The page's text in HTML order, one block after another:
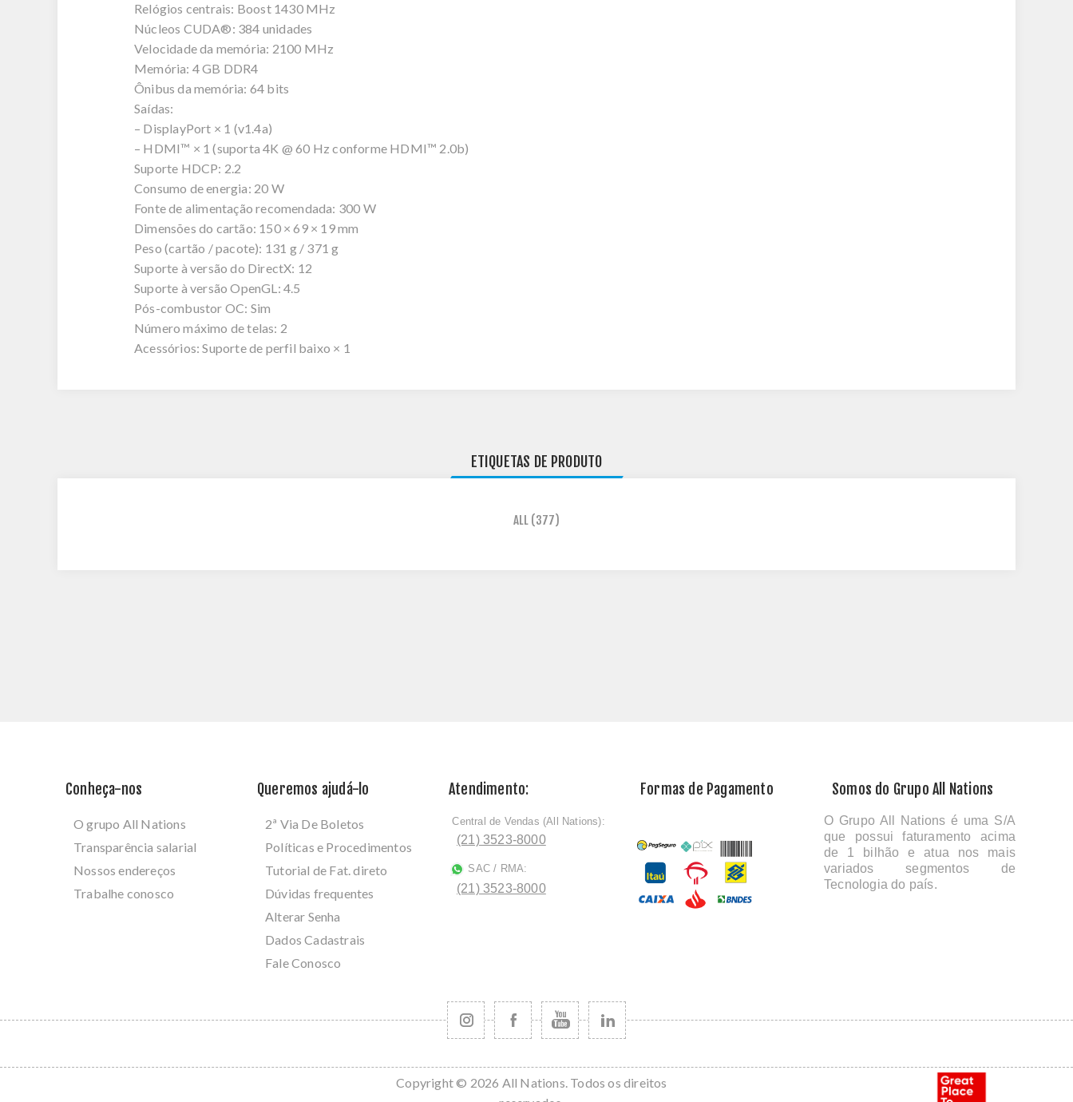
Relógios centrais: Boost 1430 MHz
Núcleos CUDA®: 384 unidades
Velocidade da memória: 2100 MHz
Memória: 4 GB DDR4
Ônibus da memória: 64 bits
Saídas:
– DisplayPort × 1 (v1.4a)
– HDMI™ × 1 (suporta 4K @ 60 Hz conforme HDMI™ 2.0b)
Suporte HDCP: 2.2
Consumo de energia: 20 W
Fonte de alimentação recomendada: 300 W
Dimensões do cartão: 150 × 69 × 19 mm
Peso (cartão / pacote): 131 g / 371 g
Suporte à versão do DirectX: 12
Suporte à versão OpenGL: 4.5
Pós-combustor OC: Sim
Número máximo de telas: 2
Acessórios: Suporte de perfil baixo × 1
ETIQUETAS DE PRODUTO
ALL (377)
Conheça-nos
O grupo All Nations
Transparência salarial
Nossos endereços
Trabalhe conosco
Queremos ajudá-lo
2ª Via De Boletos
Políticas e Procedimentos
Tutorial de Fat. direto
Dúvidas frequentes
Alterar Senha
Dados Cadastrais
Fale Conosco
Atendimento:
ﾠCentral de Vendas (All Nations):
(21) 3523-8000
SAC / RMA:
(21) 3523-8000
Formas de Pagamento Somos do Grupo All Nations
O Grupo All Nations é uma S/A
que possui faturamento acima
de 1 bilhão e atua nos mais
variados segmentos de
Tecnologia do país.
Copyright © 2026 All Nations. Todos os direitos